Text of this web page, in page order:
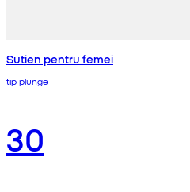
Sutien pentru femei
tip plunge
30